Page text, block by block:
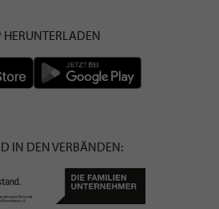
HERUNTERLADEN
IN DEN VERBÄNDEN: